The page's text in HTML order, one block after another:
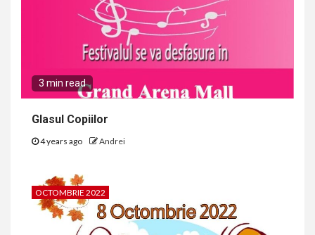
3 min read
Glasul Copiilor
4 years ago Andrei
OCTOMBRIE 2022